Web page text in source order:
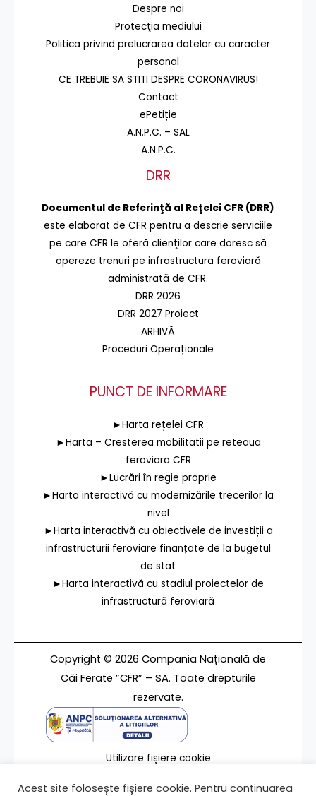
Despre noi
Protecţia mediului
Politica privind prelucrarea datelor cu caracter
personal
CE TREBUIE SA STITI DESPRE CORONAVIRUS!
Contact
ePetiție
A.N.P.C. – SAL
A.N.P.C.
DRR
Documentul de Referinţă al Reţelei CFR (DRR)
este elaborat de CFR pentru a descrie serviciile
pe care CFR le oferă clienţilor care doresc să
opereze trenuri pe infrastructura feroviară
administrată de CFR.
DRR 2026
DRR 2027 Proiect
ARHIVĂ
Proceduri Operaționale
PUNCT DE INFORMARE
►Harta rețelei CFR
►Harta – Cresterea mobilitatii pe reteaua
feroviara CFR
►Lucrări în regie proprie
►Harta interactivă cu modernizările trecerilor la
nivel
►Harta interactivă cu obiectivele de investiții a
infrastructurii feroviare finanțate de la bugetul
de stat
►Harta interactivă cu stadiul proiectelor de
infrastructură feroviară
Copyright © 2026 Compania Națională de
Căi Ferate ”CFR” – SA. Toate drepturile
rezervate.
Utilizare fișiere cookie
Contact
Acest site folosește fișiere cookie. Pentru continuarea